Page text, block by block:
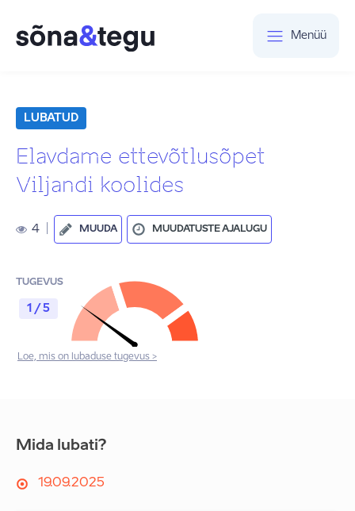
Menüü
LUBATUD
Elavdame ettevõtlusõpet
Viljandi koolides
4 MUUDA MUUDATUSTE AJALUGU
TUGEVUS
1 / 5
Loe, mis on lubaduse tugevus >
Mida lubati?
19.09.2025